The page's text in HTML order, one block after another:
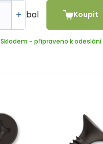
bal Koupit
Skladem - připraveno k odeslání